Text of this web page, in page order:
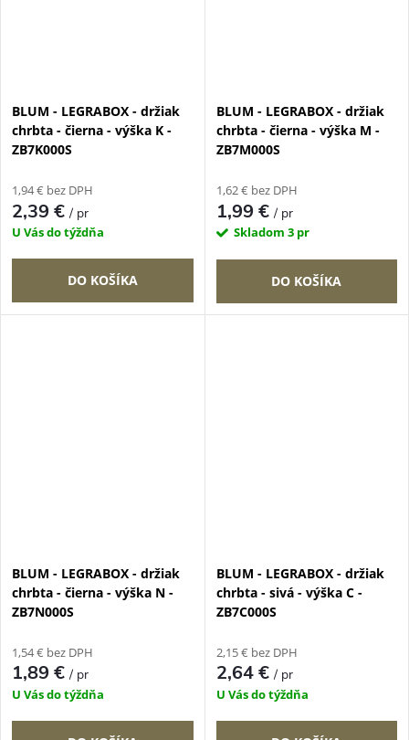
BLUM - LEGRABOX - držiak
chrbta - čierna - výška K -
ZB7K000S
1,94 € bez DPH
2,39 €/ pr
U Vás do týždňa
DO KOŠÍKA
BLUM - LEGRABOX - držiak
chrbta - čierna - výška M -
ZB7M000S
1,62 € bez DPH
1,99 €/ pr
Skladom 3 pr
DO KOŠÍKA
BLUM - LEGRABOX - držiak
chrbta - čierna - výška N -
ZB7N000S
1,54 € bez DPH
1,89 €/ pr
U Vás do týždňa
BLUM - LEGRABOX - držiak
chrbta - sivá - výška C -
ZB7C000S
2,15 € bez DPH
2,64 €/ pr
U Vás do týždňa